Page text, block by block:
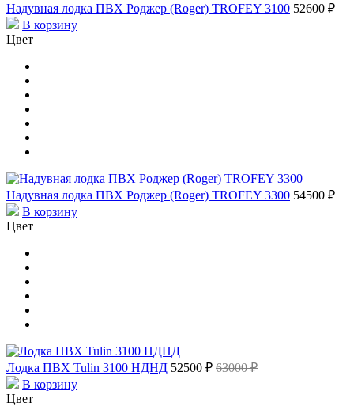
Надувная лодка ПВХ Роджер (Roger) TROFEY 3100 52600 ₽
В корзину
Цвет
Надувная лодка ПВХ Роджер (Roger) TROFEY 3300 54500 ₽
В корзину
Цвет
Лодка ПВХ Tulin 3100 НДНД 52500 ₽ 63000 ₽
В корзину
Цвет